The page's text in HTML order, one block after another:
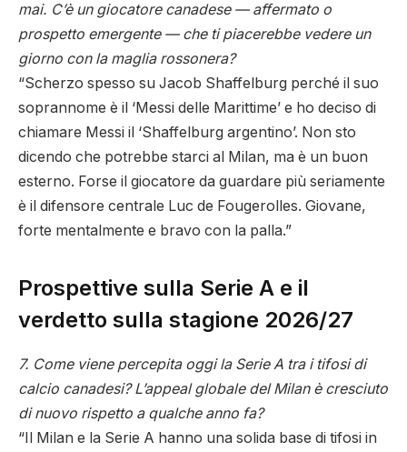
mai. C’è un giocatore canadese — affermato o
prospetto emergente — che ti piacerebbe vedere un
giorno con la maglia rossonera?
“Scherzo spesso su Jacob Shaffelburg perché il suo
soprannome è il ‘Messi delle Marittime’ e ho deciso di
chiamare Messi il ‘Shaffelburg argentino’. Non sto
dicendo che potrebbe starci al Milan, ma è un buon
esterno. Forse il giocatore da guardare più seriamente
è il difensore centrale Luc de Fougerolles. Giovane,
forte mentalmente e bravo con la palla.”
Prospettive sulla Serie A e il
verdetto sulla stagione 2026/27
7. Come viene percepita oggi la Serie A tra i tifosi di
calcio canadesi? L’appeal globale del Milan è cresciuto
di nuovo rispetto a qualche anno fa?
“Il Milan e la Serie A hanno una solida base di tifosi in